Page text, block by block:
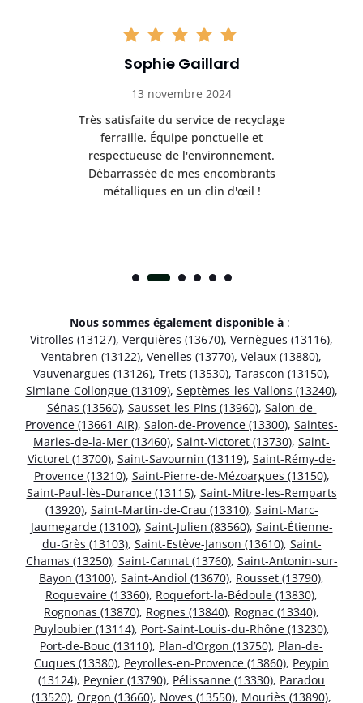
Sophie Gaillard
13 novembre 2024
Très satisfaite du service de recyclage
ferraille. Équipe ponctuelle et
respectueuse de l'environnement.
Débarrassée de mes encombrants
métalliques en un clin d'œil !
Nous sommes également disponible à :
Vitrolles (13127), Verquières (13670), Vernègues (13116),
Ventabren (13122), Venelles (13770), Velaux (13880),
Vauvenargues (13126), Trets (13530), Tarascon (13150),
Simiane-Collongue (13109), Septèmes-les-Vallons (13240),
Sénas (13560), Sausset-les-Pins (13960), Salon-de-
Provence (13661 AIR), Salon-de-Provence (13300), Saintes-
Maries-de-la-Mer (13460), Saint-Victoret (13730), Saint-
Victoret (13700), Saint-Savournin (13119), Saint-Rémy-de-
Provence (13210), Saint-Pierre-de-Mézoargues (13150),
Saint-Paul-lès-Durance (13115), Saint-Mitre-les-Remparts
(13920), Saint-Martin-de-Crau (13310), Saint-Marc-
Jaumegarde (13100), Saint-Julien (83560), Saint-Étienne-
du-Grès (13103), Saint-Estève-Janson (13610), Saint-
Chamas (13250), Saint-Cannat (13760), Saint-Antonin-sur-
Bayon (13100), Saint-Andiol (13670), Rousset (13790),
Roquevaire (13360), Roquefort-la-Bédoule (13830),
Rognonas (13870), Rognes (13840), Rognac (13340),
Puyloubier (13114), Port-Saint-Louis-du-Rhône (13230),
Port-de-Bouc (13110), Plan-d’Orgon (13750), Plan-de-
Cuques (13380), Peyrolles-en-Provence (13860), Peypin
(13124), Peynier (13790), Pélissanne (13330), Paradou
(13520), Orgon (13660), Noves (13550), Mouriès (13890),